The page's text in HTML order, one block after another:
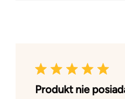
Produkt nie